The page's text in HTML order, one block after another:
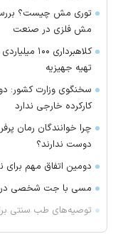
توری مش چیست؟
مش فلزی در صنعت
تهیه جهیزیه
سخنگوی وزارت کشور:
کارکرده خارجی ندارد
چرا خوانندگان رمان
دوست ندارند؟
دومین اتفاق مهم برای
مسی با جت شخصی در
توصیه‌های طب سنتی